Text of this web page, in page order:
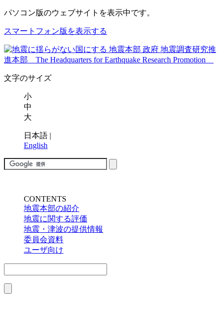
パソコン版のウェブサイトを表示中です。
スマートフォン版を表示する
文字のサイズ
小
中
大
日本語 |
English
CONTENTS
地震本部の紹介
地震に関する評価
地震・津波の提供情報
委員会資料
ユーザ向け